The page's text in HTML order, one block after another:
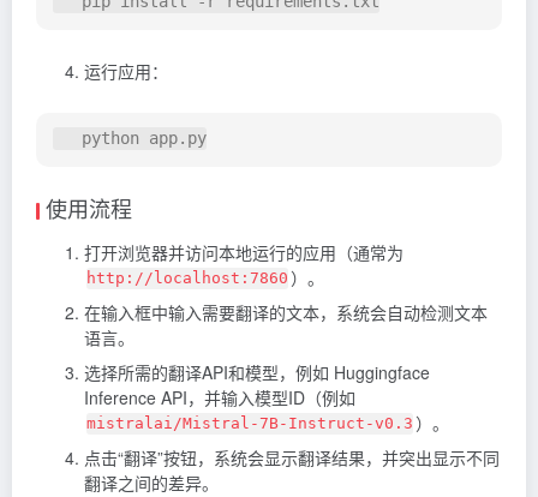
运行应用：
使用流程
打开浏览器并访问本地运行的应用（通常为
http://localhost:7860 ）。
在输入框中输入需要翻译的文本，系统会自动检测文本
语言。
选择所需的翻译API和模型，例如 Huggingface
Inference API，并输入模型ID（例如
mistralai/Mistral-7B-Instruct-v0.3 ）。
点击“翻译”按钮，系统会显示翻译结果，并突出显示不同
翻译之间的差异。